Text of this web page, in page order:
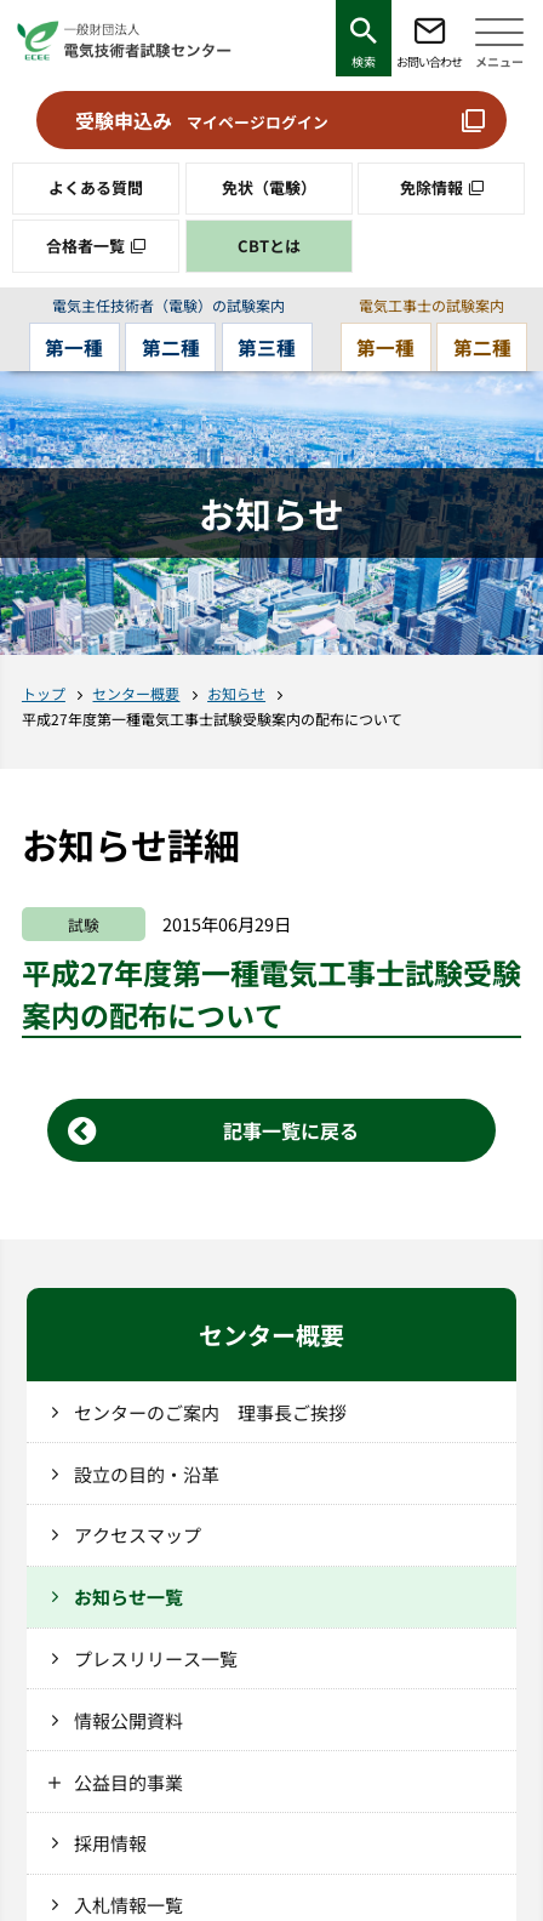
検索 お問い合わせ メニュー
よくある質問 免状（電験） 免除情報
合格者一覧 CBTとは
受験申込み マイページログイン
電気主任技術者（電験）の試験案内
第一種 第二種 第三種
電気工事士の試験案内
第一種 第二種
お知らせ
トップ センター概要
お知らせ
平成27年度第一種電気工事士試験受験案内の配布について
お知らせ詳細
試験 2015年06月29日
平成27年度第一種電気工事士試験受験
案内の配布について
記事一覧に戻る
センター概要
センターのご案内 理事長ご挨拶
設立の目的・沿革
アクセスマップ
お知らせ一覧
プレスリリース一覧
情報公開資料
公益目的事業
採用情報
入札情報一覧